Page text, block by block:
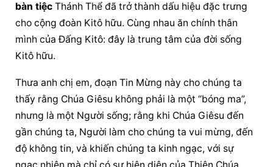
bàn tiệc Thánh Thể đã trở thành dấu hiệu đặc trưng
cho cộng đoàn Kitô hữu. Cùng nhau ăn chính thân
mình của Đấng Kitô: đây là trung tâm của đời sống
Kitô hữu.
Thưa anh chị em, đoạn Tin Mừng này cho chúng ta
thấy rằng Chúa Giêsu không phải là một “bóng ma”,
nhưng là một Người sống; rằng khi Chúa Giêsu đến
gần chúng ta, Người làm cho chúng ta vui mừng, đến